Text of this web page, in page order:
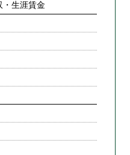
・生涯賃金